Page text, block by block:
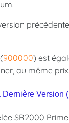
900000) est
au même prix.
Version
SR2000